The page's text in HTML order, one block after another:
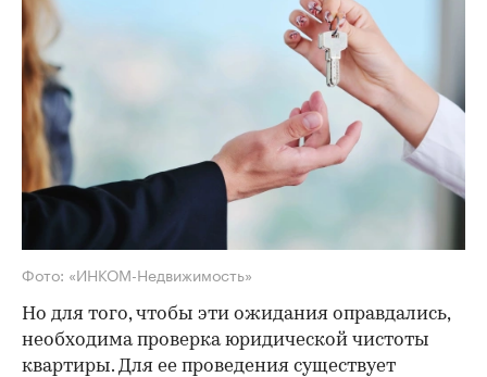
Фото: «ИНКОМ-Недвижимость»
Но для того, чтобы эти ожидания оправдались,
необходима проверка юридической чистоты
квартиры. Для ее проведения существует